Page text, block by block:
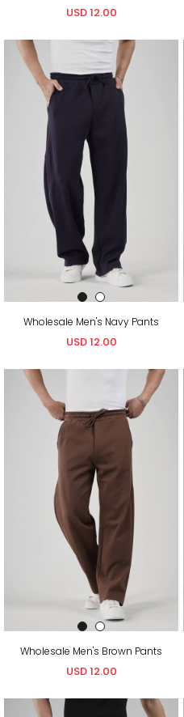
USD 12.00
Wholesale Men's Navy Pants
USD 12.00
Wholesale Men's Brown Pants
USD 12.00